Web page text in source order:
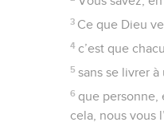
3 Ce que Dieu
4 c’est que
5 sans se livrer
6 que personne,
cela, nous vous